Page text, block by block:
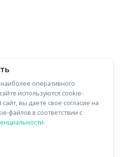
оф.23
Информация
О компании
Доставка
оперативного
используются cookie-
вы даете свое согласие на
файлов в соответствии с
.